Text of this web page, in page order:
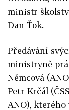
ministr
Dan Ťok.
Předávání
ministryně
Němcová
Petr Krčál
ANO), kterého